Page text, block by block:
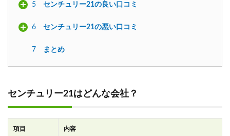
5 センチュリー21の良い口コミ
6 センチュリー21の悪い口コミ
7 まとめ
センチュリー21はどんな会社？
項目 内容